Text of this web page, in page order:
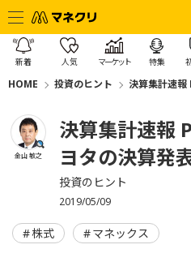
新着 人気 マーケット 特集
HOME 投資のヒント 決算集計速
金山 敏之
決算集計速報
ヨタの決算発
投資のヒント
2019/05/09
株式 マネックス